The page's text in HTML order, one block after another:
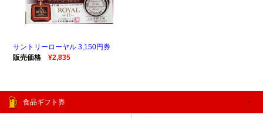
サントリーローヤル 3,150円券
販売価格
¥2,835
食品ギフト券